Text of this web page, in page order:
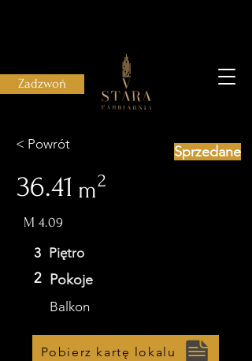
Zadzwoń
< Powrót
36.41 m
M 4.09
3 Piętro
2 Pokoje
Balkon
Pobierz kartę lokalu
Sprzedane
2